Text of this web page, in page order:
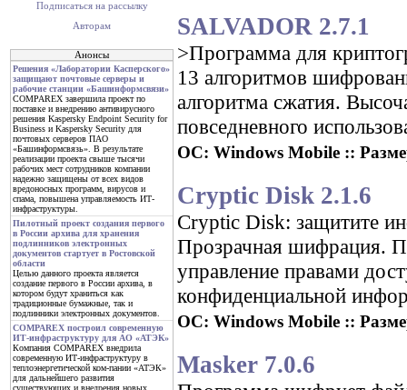
Подписаться на рассылку
Авторам
Анонсы
Решения «Лаборатории Касперского»
защищают почтовые серверы и
рабочие станции «Башинформсвязи»
COMPAREX завершила проект по
поставке и внедрению антивирусного
решения Kaspersky Endpoint Security for
Business и Kaspersky Security для
почтовых серверов ПАО
«Башинформсвязь». В результате
реализации проекта свыше тысячи
рабочих мест сотрудников компании
надежно защищены от всех видов
вредоносных программ, вирусов и
спама, повышена управляемость ИТ-
инфраструктуры.
Пилотный проект создания первого
в России архива для хранения
подлинников электронных
документов стартует в Ростовской
области
Целью данного проекта является
создание первого в России архива, в
котором будут храниться как
традиционные бумажные, так и
подлинники электронных документов.
COMPAREX построил современную
ИТ-инфраструктуру для АО «АТЭК»
Компания COMPAREX внедрила
современную ИТ-инфраструктуру в
теплоэнергетической ком-пании «АТЭК»
для дальнейшего развития
SALVADOR 2.7.1
>Программа для
13 алгоритмов
алгоритма сжатия.
повседневного
ОС: Windows Mobile ::
Cryptic Disk 2.1.6
Cryptic Disk: защитите
Прозрачная шифрация.
управление правами
конфиденциальной
ОС: Windows Mobile ::
Masker 7.0.6